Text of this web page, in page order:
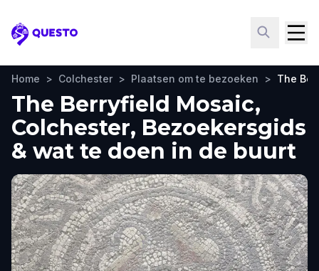
Questo
Home > Colchester > Plaatsen om te bezoeken > The
The Berryfield Mosaic,
Colchester, Bezoekersgids
& wat te doen in de buurt